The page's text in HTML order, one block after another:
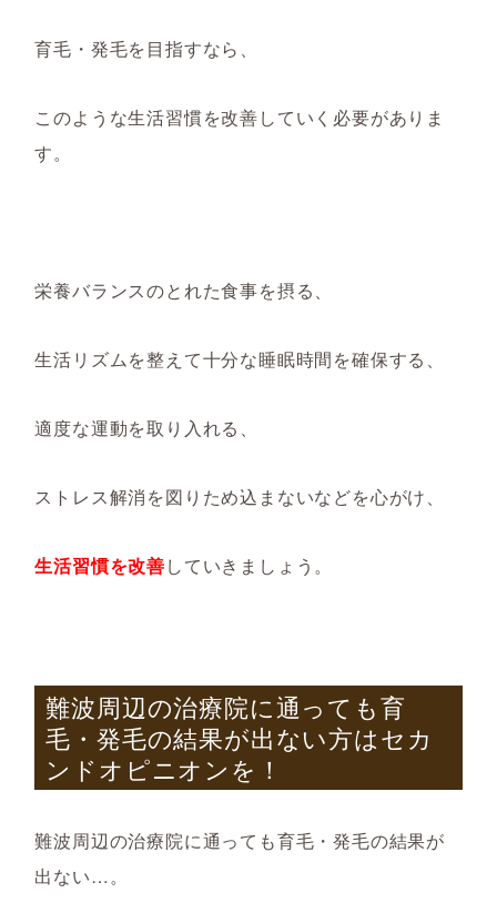
育毛・発毛を目指すなら、
このような生活習慣を改善していく必要がありま
す。
栄養バランスのとれた食事を摂る、
生活リズムを整えて十分な睡眠時間を確保する、
適度な運動を取り入れる、
ストレス解消を図りため込まないなどを心がけ、
生活習慣を改善していきましょう。
難波周辺の治療院に通っても育
毛・発毛の結果が出ない方はセカ
ンドオピニオンを！
難波周辺の治療院に通っても育毛・発毛の結果が
出ない…。